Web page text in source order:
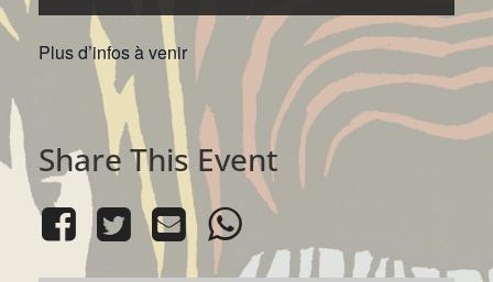
Plus d’infos à venir
Share This Event